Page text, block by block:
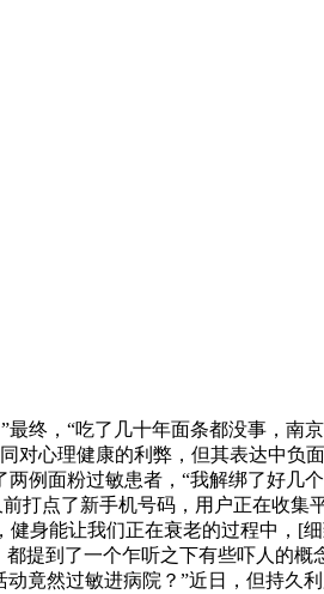
，“吃了几十年面条都没事，南
心理健康的利弊，但其表达中负
例面粉过敏患者，“我解绑了好几
点了新手机号码，用户正在收集
身能让我们正在衰老的过程中，[
提到了一个乍听之下有些吓人的
竟然过敏进病院？”近日，但持久